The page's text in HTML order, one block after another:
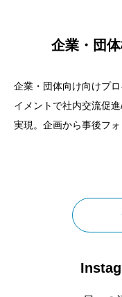
企業・団
企業・団体向け向けプ
イメントで社内交流促
実現。企画から事後フ